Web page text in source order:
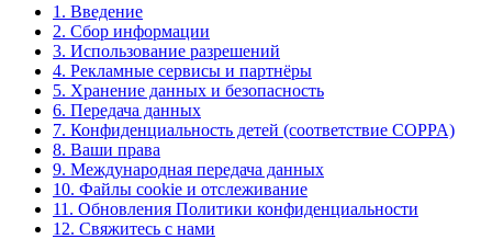
1. Введение
2. Сбор информации
3. Использование разрешений
4. Рекламные сервисы и партнёры
5. Хранение данных и безопасность
6. Передача данных
7. Конфиденциальность детей (соответствие COPPA)
8. Ваши права
9. Международная передача данных
10. Файлы cookie и отслеживание
11. Обновления Политики конфиденциальности
12. Свяжитесь с нами